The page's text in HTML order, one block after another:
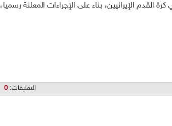
الإيرانيين، بناء على الإجراءات المعلنة رسميا،
التعليقات:0